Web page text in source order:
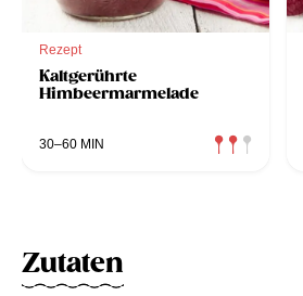
Rezept
Kaltgerührte
Himbeermarmelade
30–60 MIN
Zutaten